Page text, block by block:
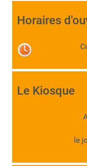
Horaires
Le Kiosque
le